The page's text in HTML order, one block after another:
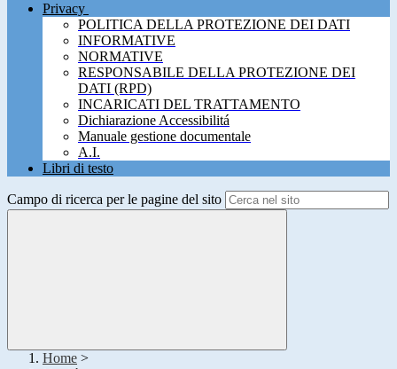
Privacy
POLITICA DELLA PROTEZIONE DEI DATI
INFORMATIVE
NORMATIVE
RESPONSABILE DELLA PROTEZIONE DEI
DATI (RPD)
INCARICATI DEL TRATTAMENTO
Dichiarazione Accessibilitá
Manuale gestione documentale
A.I.
Libri di testo
Campo di ricerca per le pagine del sito
Home >